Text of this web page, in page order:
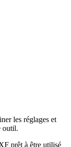
les réglages et
outil.